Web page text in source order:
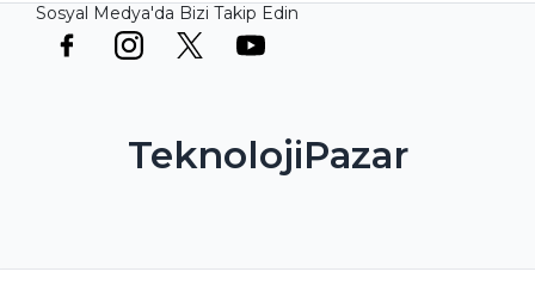
Sosyal Medya'da Bizi Takip Edin
TeknolojiPazar